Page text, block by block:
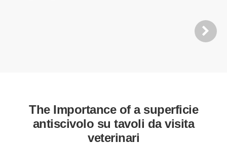
The Importance of a superficie
antiscivolo su tavoli da visita
veterinari